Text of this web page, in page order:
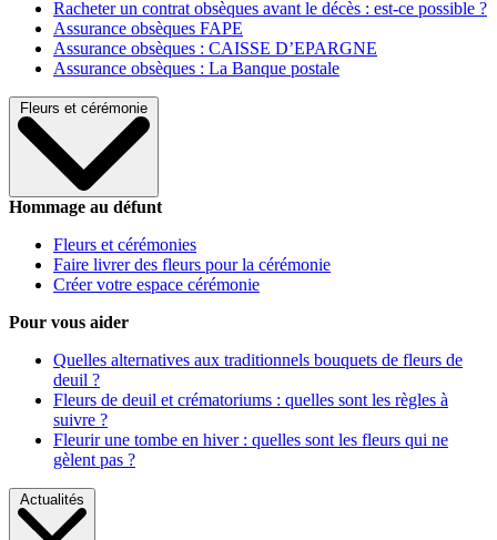
Racheter un contrat obsèques avant le décès : est-ce possible ?
Assurance obsèques FAPE
Assurance obsèques : CAISSE D’EPARGNE
Assurance obsèques : La Banque postale
Fleurs et cérémonie
Hommage au défunt
Fleurs et cérémonies
Faire livrer des fleurs pour la cérémonie
Créer votre espace cérémonie
Pour vous aider
Quelles alternatives aux traditionnels bouquets de fleurs de
deuil ?
Fleurs de deuil et crématoriums : quelles sont les règles à
suivre ?
Fleurir une tombe en hiver : quelles sont les fleurs qui ne
gèlent pas ?
Actualités